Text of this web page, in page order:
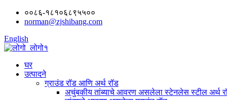
००८६-१८१०६८९५५००
norman@zjshibang.com
English
घर
उत्पादने
ग्राउंड रॉड आणि अर्थ रॉड
अचुंबकीय तांब्याचे आवरण असलेला स्टेनलेस स्टील अर्थ